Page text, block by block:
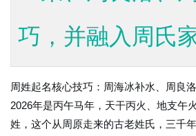
巧，并融入周氏
周姓起名核心技巧：周海冰补水、周良
2026年是丙午马年，天干丙火、地支
姓，这个从周原走来的古老姓氏，三千